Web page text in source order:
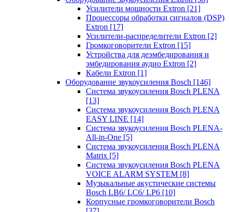
Усилители мощности Extron [21]
Процессоры обработки сигналов (DSP)
Extron [17]
Усилители-распределители Extron [2]
Громкоговорители Extron [15]
Устройства для деэмбедирования и
эмбедирования аудио Extron [2]
Кабели Extron [1]
Оборудование звукоусиления Bosch [146]
Система звукоусиления Bosch PLENA
[13]
Система звукоусиления Bosch PLENA
EASY LINE [14]
Система звукоусиления Bosch PLENA-
All-in-One [5]
Система звукоусиления Bosch PLENA
Matrix [5]
Система звукоусиления Bosch PLENA
VOICE ALARM SYSTEM [8]
Музыкальные акустические системы
Bosch LB6/ LC6/ LP6 [10]
Корпусные громкоговорители Bosch